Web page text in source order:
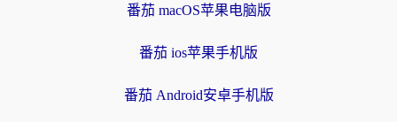
番茄 macOS苹果电脑版
番茄 ios苹果手机版
番茄 Android安卓手机版